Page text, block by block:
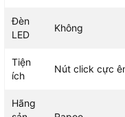
Đèn
LED
Không
Tiện
ích
Nút click cực
Hãng